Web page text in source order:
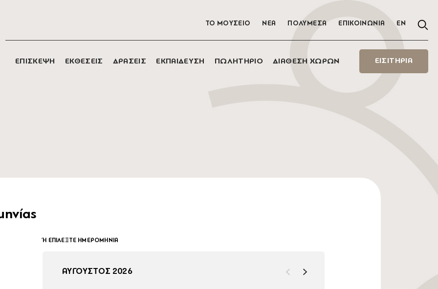
ΤΟ ΜΟΥΣΕΙΟ ΝΕΑ ΠΟΛΥΜΕΣΑ ΕΠΙΚΟΙΝΩΝΙΑ EN
ΕΠΙΣΚΕΨΗ ΕΚΘΕΣΕΙΣ ΔΡΑΣΕΙΣ ΕΚΠΑΙΔΕΥΣΗ ΠΩΛΗΤΗΡΙΟ ΔΙΑΘΕΣΗ ΧΩΡΩΝ ΕΙΣΙΤΗΡΙΑ
Ή ΕΠΙΛΕΞΤΕ ΗΜΕΡΟΜΗΝΙΑ
ΑΥΓΟΥΣΤΟΣ 2026